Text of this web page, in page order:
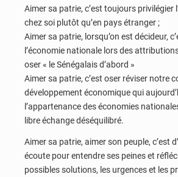
Aimer sa patrie, c’est toujours privilégier
chez soi plutôt qu’en pays étranger ;
Aimer sa patrie, lorsqu’on est décideur,
l’économie nationale lors des
oser « le Sénégalais d’abord »
Aimer sa patrie, c’est oser réviser notre
développement économique qui
l’appartenance des économies
libre échange déséquilibré.
Aimer sa patrie, aimer son peuple, c’est
écoute pour entendre ses peines et
possibles solutions, les urgences et les